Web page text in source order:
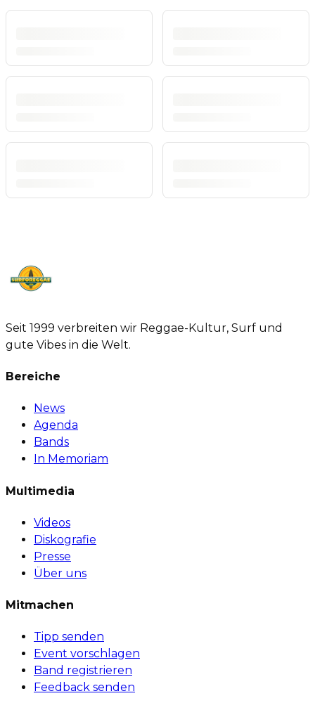
Seit 1999 verbreiten wir Reggae-Kultur, Surf und
gute Vibes in die Welt.
Bereiche
News
Agenda
Bands
In Memoriam
Multimedia
Videos
Diskografie
Presse
Über uns
Mitmachen
Tipp senden
Event vorschlagen
Band registrieren
Feedback senden